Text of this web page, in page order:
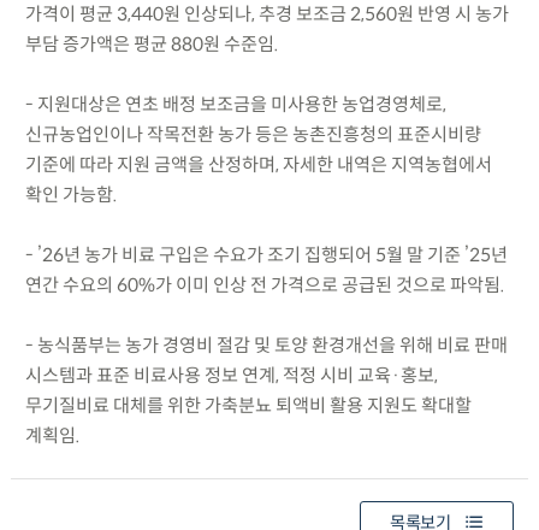
가격이 평균 3,440원 인상되나, 추경 보조금 2,560원 반영 시 농가
부담 증가액은 평균 880원 수준임.
- 지원대상은 연초 배정 보조금을 미사용한 농업경영체로,
신규농업인이나 작목전환 농가 등은 농촌진흥청의 표준시비량
기준에 따라 지원 금액을 산정하며, 자세한 내역은 지역농협에서
확인 가능함.
- ’26년 농가 비료 구입은 수요가 조기 집행되어 5월 말 기준 ’25년
연간 수요의 60%가 이미 인상 전 가격으로 공급된 것으로 파악됨.
- 농식품부는 농가 경영비 절감 및 토양 환경개선을 위해 비료 판매
시스템과 표준 비료사용 정보 연계, 적정 시비 교육·홍보,
무기질비료 대체를 위한 가축분뇨 퇴액비 활용 지원도 확대할
계획임.
목록보기